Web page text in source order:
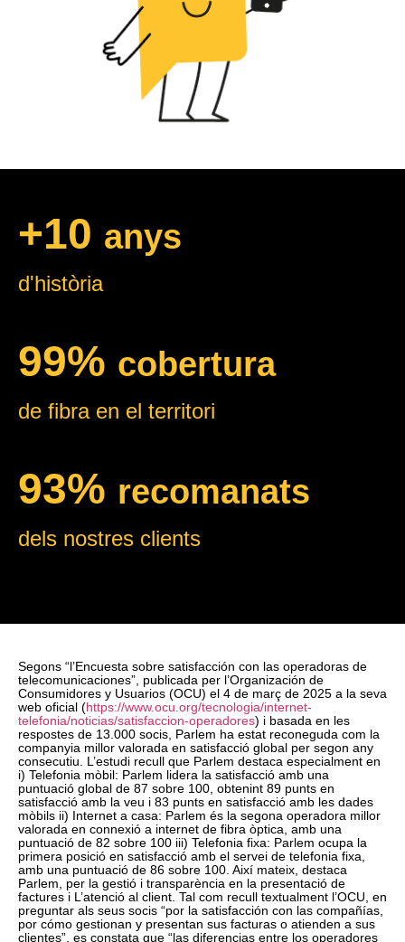
+10 anys
d'història
99% cobertura
de fibra en el territori
93% recomanats
dels nostres clients
Segons “l’Encuesta sobre satisfacción con las operadoras de
telecomunicaciones”, publicada per l’Organización de
Consumidores y Usuarios (OCU) el 4 de març de 2025 a la seva
web oficial (https://www.ocu.org/tecnologia/internet-
telefonia/noticias/satisfaccion-operadores) i basada en les
respostes de 13.000 socis, Parlem ha estat reconeguda com la
companyia millor valorada en satisfacció global per segon any
consecutiu. L’estudi recull que Parlem destaca especialment en
i) Telefonia mòbil: Parlem lidera la satisfacció amb una
puntuació global de 87 sobre 100, obtenint 89 punts en
satisfacció amb la veu i 83 punts en satisfacció amb les dades
mòbils ii) Internet a casa: Parlem és la segona operadora millor
valorada en connexió a internet de fibra òptica, amb una
puntuació de 82 sobre 100 iii) Telefonia fixa: Parlem ocupa la
primera posició en satisfacció amb el servei de telefonia fixa,
amb una puntuació de 86 sobre 100. Així mateix, destaca
Parlem, per la gestió i transparència en la presentació de
factures i L’atenció al client. Tal com recull textualment l’OCU, en
preguntar als seus socis “por la satisfacción con las compañías,
por cómo gestionan y presentan sus facturas o atienden a sus
clientes”, es constata que “las diferencias entre los operadores